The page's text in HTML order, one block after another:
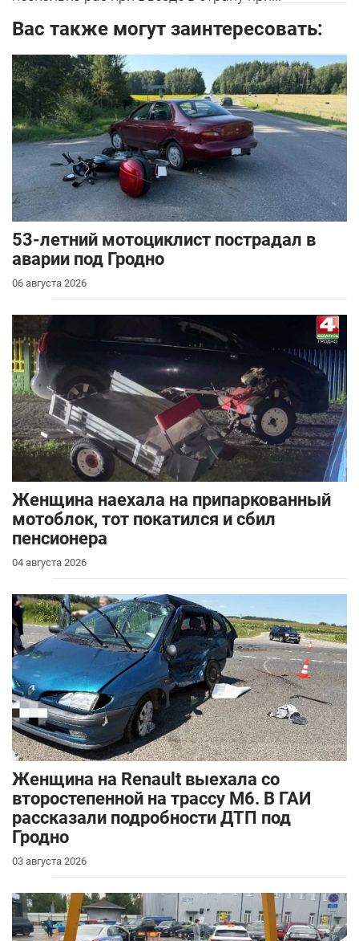
Вас также могут заинтересовать:
53-летний мотоциклист пострадал в
аварии под Гродно
06 августа 2026
Женщина наехала на припаркованный
мотоблок, тот покатился и сбил
пенсионера
04 августа 2026
Женщина на Renault выехала со
второстепенной на трассу М6. В ГАИ
рассказали подробности ДТП под
Гродно
03 августа 2026